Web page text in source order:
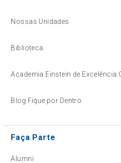
Nossas Unidades
Biblioteca
Academia Einstein de Excelência
Blog Fique por Dentro
Faça Parte
Alumni